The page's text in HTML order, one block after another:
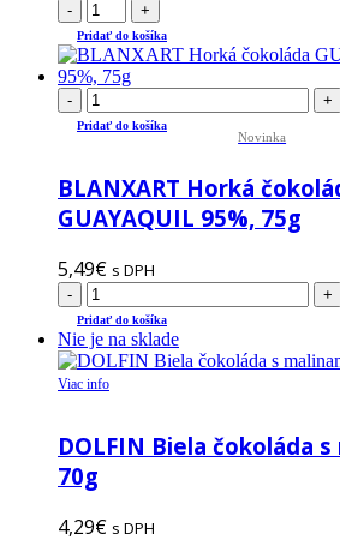
- +
Pridať do košíka
- +
Pridať do košíka
Novinka
BLANXART Horká
GUAYAQUIL 95%, 75g
5,49€ s DPH
- +
Pridať do košíka
Nie je na sklade
Viac info
DOLFIN Biela čokoláda
70g
4,29€ s DPH